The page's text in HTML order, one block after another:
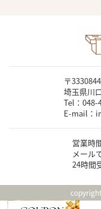
〒3330844
埼玉県川
Tel：
E-mail：
営業時
メール
24時間